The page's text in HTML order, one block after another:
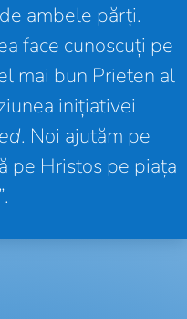
ambele părți.
face cunoscuți pe
mai bun Prieten al
inițiativei
. Noi ajutăm pe
pe Hristos pe piața